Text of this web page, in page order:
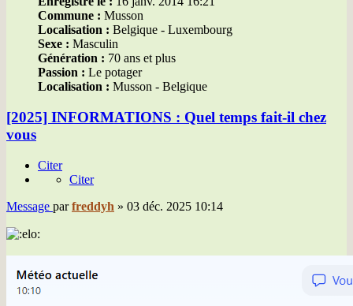
Commune : Musson
Localisation : Belgique - Luxembourg
Sexe : Masculin
Génération : 70 ans et plus
Passion : Le potager
Localisation : Musson - Belgique
[2025] INFORMATIONS : Quel temps fait-il chez
vous
Citer
Citer
Message parfreddyh » 03 déc. 2025 10:14